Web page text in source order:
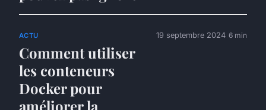
ACTU
Comment utiliser
les conteneurs
Docker pour
améliorer la
19 septembre 2024 6 min